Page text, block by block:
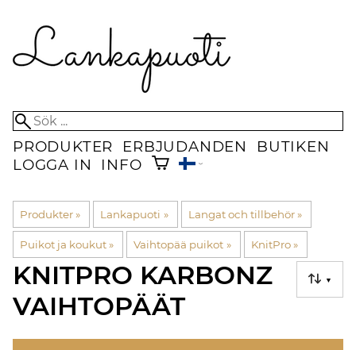
PRODUKTER ERBJUDANDEN
BUTIKEN
LOGGA IN
INFO
Produkter‪» Lankapuoti ‪» Langat och tillbehör ‪»
Puikot ja koukut‪» Vaihtopää puikot ‪» KnitPro ‪»
▼
KNITPRO KARBONZ
VAIHTOPÄÄT